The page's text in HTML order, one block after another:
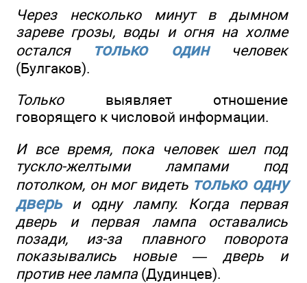
Через несколько минут в дымном
зареве грозы, воды и огня на холме
остался
только одинчеловек
(Булгаков).
Тольковыявляет отношение
говорящего к числовой информации.
И все время, пока человек шел под
тускло-желтыми лампами под
потолком, он мог видеть только одну
дверьи одну лампу. Когда первая
дверь и первая лампа оставались
позади, из-за плавного поворота
показывались новые — дверь и
против нее лампа (Дудинцев).